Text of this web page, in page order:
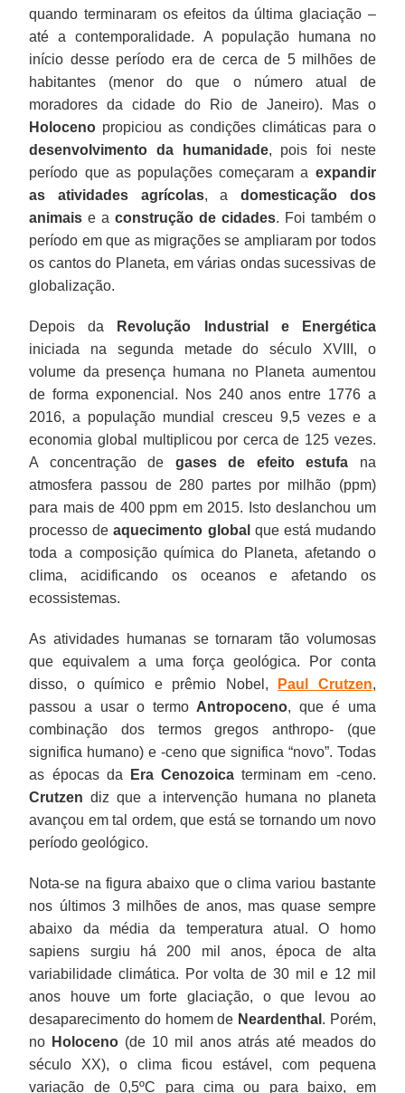
quando terminaram os efeitos da última glaciação –
até a contemporalidade. A população humana no
início desse período era de cerca de 5 milhões de
habitantes (menor do que o número atual de
moradores da cidade do Rio de Janeiro). Mas o
Holoceno propiciou as condições climáticas para o
desenvolvimento da humanidade, pois foi neste
período que as populações começaram a expandir
as atividades agrícolas, a domesticação dos
animais e aconstrução de cidades. Foi também o
período em que as migrações se ampliaram por todos
os cantos do Planeta, em várias ondas sucessivas de
globalização.
Depois da Revolução Industrial
e Energética
iniciada na segunda metade do século XVIII, o
volume da presença humana no Planeta aumentou
de forma exponencial. Nos 240 anos entre 1776 a
2016, a população mundial cresceu 9,5 vezes e a
economia global multiplicou por cerca de 125 vezes.
A concentração de gases de efeito estufa na
atmosfera passou de 280 partes por milhão (ppm)
para mais de 400 ppm em 2015. Isto deslanchou um
processo deaquecimento global que está mudando
toda a composição química do Planeta, afetando o
clima, acidificando os oceanos e afetando os
ecossistemas.
As atividades humanas se tornaram tão volumosas
que equivalem a uma força geológica. Por conta
disso, o químico e prêmio Nobel,
Paul Crutzen,
passou a usar o termo Antropoceno, que é uma
combinação dos termos gregos anthropo- (que
significa humano) e -ceno que significa “novo”. Todas
as épocas da
Era Cenozoica terminam em -ceno.
Crutzen diz que a intervenção humana no planeta
avançou em tal ordem, que está se tornando um novo
período geológico.
Nota-se na figura abaixo que o clima variou bastante
nos últimos 3 milhões de anos, mas quase sempre
abaixo da média da temperatura atual. O homo
sapiens surgiu há 200 mil anos, época de alta
variabilidade climática. Por volta de 30 mil e 12 mil
anos houve um forte glaciação, o que levou ao
desaparecimento do homem de Neardenthal . Porém,
no Holoceno (de 10 mil anos atrás até meados do
século XX), o clima ficou estável, com pequena
variação de 0,5ºC para cima ou para baixo, em